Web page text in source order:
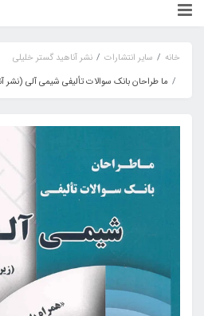
خانه سایر انتشارات
نشر آناهید گستر خلیلی
ما طراحان بانک سوالات تألیفی شیمی آلی (نشر